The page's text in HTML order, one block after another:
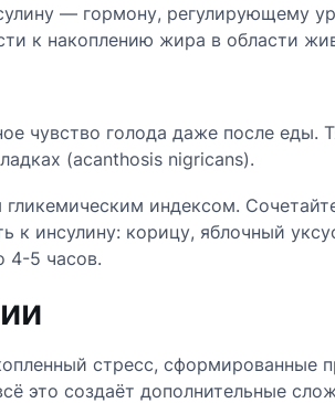
— гормону, регулирующему
к накоплению жира в области
чувство голода даже после еды.
(acanthosis nigricans).
индексом.
инсулину: корицу, яблочный
4-5 часов.
стресс, сформированные
это создаёт дополнительные